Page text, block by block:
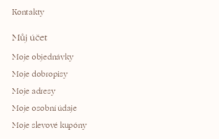
Kontakty
Můj účet
Moje objednávky
Moje dobropisy
Moje adresy
Moje osobní údaje
Moje slevové kupóny